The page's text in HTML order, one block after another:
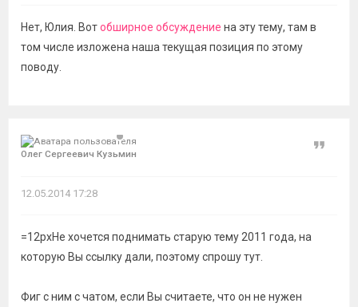
Нет, Юлия. Вотобширное обсуждение на эту тему, там в
том числе изложена наша текущая позиция по этому
поводу.
Олег Сергеевич Кузьмин
Цитата
12.05.2014 17:28
=12pxНе хочется поднимать старую тему 2011 года, на
которую Вы ссылку дали, поэтому спрошу тут.
Фиг с ним с чатом, если Вы считаете, что он не нужен